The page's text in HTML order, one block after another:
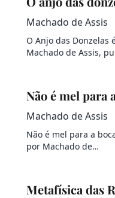
Machado de Assis
O Anjo das Donzelas
Machado de Assis,
Não é mel para
Machado de Assis
Não é mel para a
por Machado de…
Metafísica das